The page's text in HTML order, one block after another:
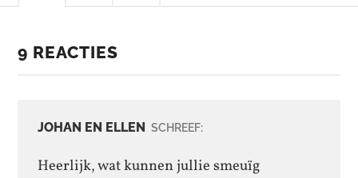
9 REACTIES
JOHAN EN ELLEN SCHREEF:
Heerlijk, wat kunnen jullie smeuïg